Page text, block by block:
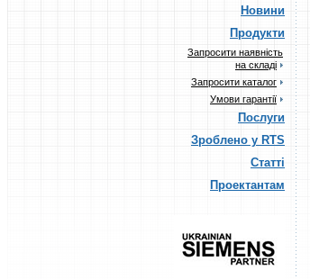
Новини
Продукти
Запросити наявність
на складі
Запросити каталог
Умови гарантії
Послуги
Зроблено у RTS
Статті
Проектантам